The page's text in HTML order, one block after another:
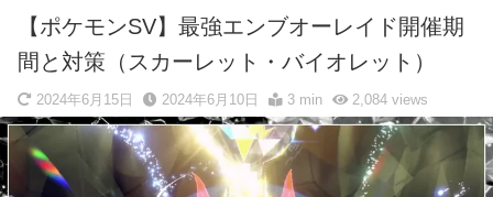
【ポケモンSV】最強エンブオーレイド開催期
間と対策（スカーレット・バイオレット）
2024年6月15日 2024年6月10日 3 min 2,084views